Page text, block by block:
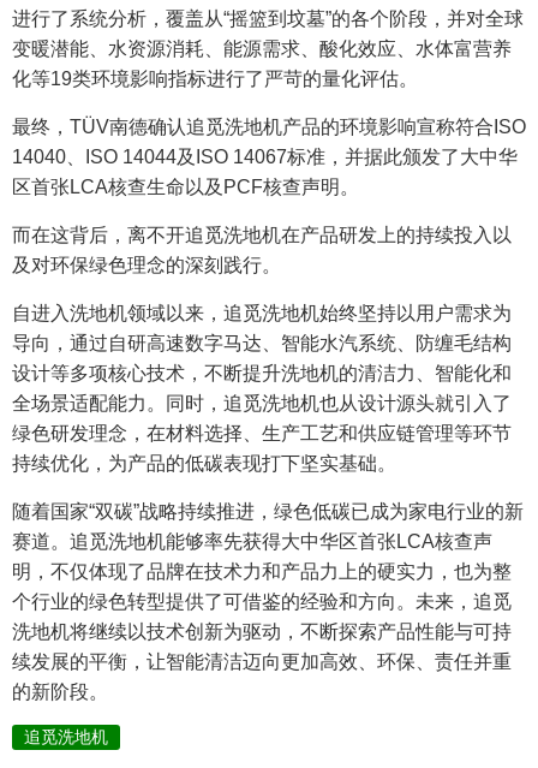
进行了系统分析，覆盖从“摇篮到坟墓”的各个阶段，并对全球
变暖潜能、水资源消耗、能源需求、酸化效应、水体富营养
化等19类环境影响指标进行了严苛的量化评估。
最终，TÜV南德确认追觅洗地机产品的环境影响宣称符合ISO
14040、ISO 14044及ISO 14067标准，并据此颁发了大中华
区首张LCA核查生命以及PCF核查声明。
而在这背后，离不开追觅洗地机在产品研发上的持续投入以
及对环保绿色理念的深刻践行。
自进入洗地机领域以来，追觅洗地机始终坚持以用户需求为
导向，通过自研高速数字马达、智能水汽系统、防缠毛结构
设计等多项核心技术，不断提升洗地机的清洁力、智能化和
全场景适配能力。同时，追觅洗地机也从设计源头就引入了
绿色研发理念，在材料选择、生产工艺和供应链管理等环节
持续优化，为产品的低碳表现打下坚实基础。
随着国家“双碳”战略持续推进，绿色低碳已成为家电行业的新
赛道。追觅洗地机能够率先获得大中华区首张LCA核查声
明，不仅体现了品牌在技术力和产品力上的硬实力，也为整
个行业的绿色转型提供了可借鉴的经验和方向。未来，追觅
洗地机将继续以技术创新为驱动，不断探索产品性能与可持
续发展的平衡，让智能清洁迈向更加高效、环保、责任并重
的新阶段。
追觅洗地机